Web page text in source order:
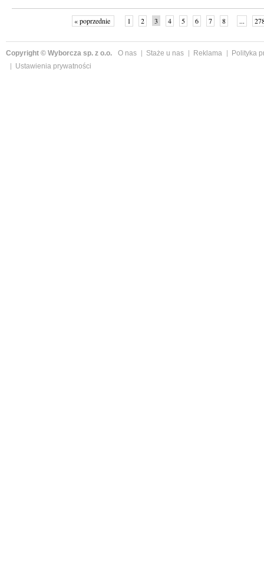
« poprzednie 1 2 3 4 5 6 7 8 ...
Copyright © Wyborcza sp. z o.o. O nas Staże u nas Reklama
Polityka
Ustawienia prywatności